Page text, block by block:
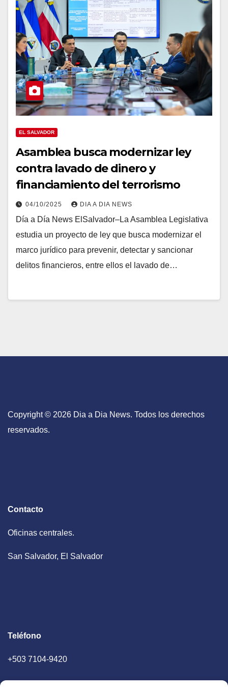
EL SALVADOR
Asamblea busca modernizar ley
contra lavado de dinero y
financiamiento del terrorismo
04/10/2025 DIA A DIA NEWS
Día a Día News ElSalvador–La Asamblea Legislativa
estudia un proyecto de ley que busca modernizar el
marco jurídico para prevenir, detectar y sancionar
delitos financieros, entre ellos el lavado de…
Copyright © 2026 Dia a Dia News. Todos los derechos
reservados.
Contacto
Oficinas centrales.
San Salvador, El Salvador
Teléfono
+503 7104-9420